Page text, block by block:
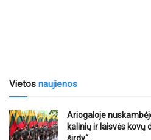
Vietos naujienos
Ariogaloje
kalinių ir laisvės kovų
širdy“